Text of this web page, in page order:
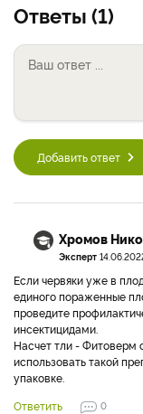
Ответы (1)
Добавить ответ
Хромов
Эксперт
Если червяки уже в
единого пораженные
проведите
инсектицидами.
Насчет тли - Фитоверм
использовать такой
упаковке.
Ответить
0